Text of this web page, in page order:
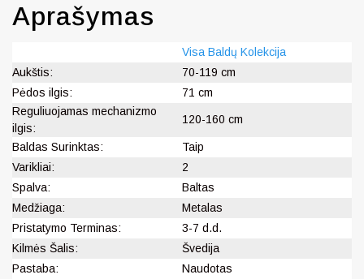
Aprašymas
Visa Baldų Kolekcija
Aukštis:
70-119 cm
Pėdos ilgis:
71 cm
Reguliuojamas mechanizmo
ilgis:
120-160 cm
Baldas Surinktas:
Taip
Varikliai:
2
Spalva:
Baltas
Medžiaga:
Metalas
Pristatymo Terminas:
3-7 d.d.
Kilmės Šalis:
Švedija
Pastaba:
Naudotas